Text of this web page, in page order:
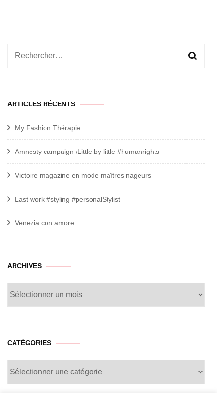
Rechercher :
ARTICLES RÉCENTS
My Fashion Thérapie
Amnesty campaign /Little by little #humanrights
Victoire magazine en mode maîtres nageurs
Last work #styling #personalStylist
Venezia con amore.
ARCHIVES archives
CATÉGORIES